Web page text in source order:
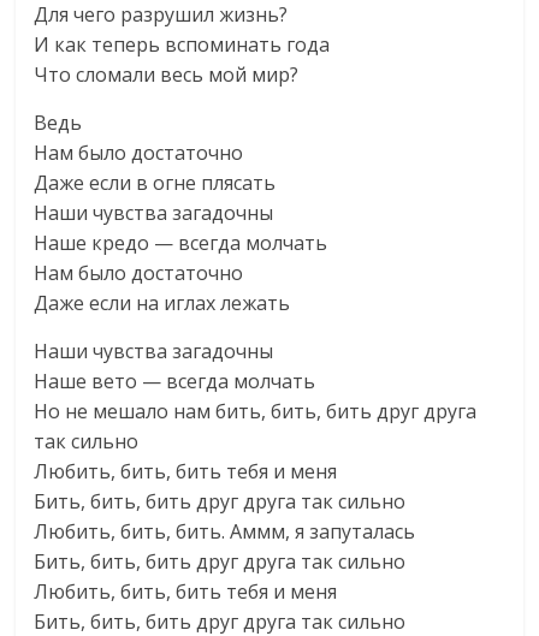
Для чего разрушил жизнь?
И как теперь вспоминать года
Что сломали весь мой мир?
Ведь
Нам было достаточно
Даже если в огне плясать
Наши чувства загадочны
Наше кредо — всегда молчать
Нам было достаточно
Даже если на иглах лежать
Наши чувства загадочны
Наше вето — всегда молчать
Но не мешало нам бить, бить, бить друг друга
так сильно
Любить, бить, бить тебя и меня
Бить, бить, бить друг друга так сильно
Любить, бить, бить. Аммм, я запуталась
Бить, бить, бить друг друга так сильно
Любить, бить, бить тебя и меня
Бить, бить, бить друг друга так сильно